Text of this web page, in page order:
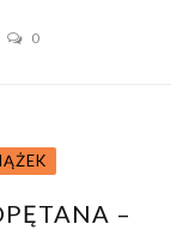
0
–